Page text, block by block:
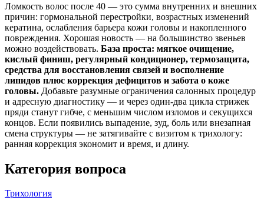
Ломкость волос после 40 — это сумма внутренних и внешних
причин: гормональной перестройки, возрастных изменений
кератина, ослабления барьера кожи головы и накопленного
повреждения. Хорошая новость — на большинство звеньев
можно воздействовать. База проста: мягкое очищение,
кислый финиш, регулярный кондиционер, термозащита,
средства для восстановления связей и восполнение
липидов плюс коррекция дефицитов и забота о коже
головы. Добавьте разумные ограничения салонных процедур
и адресную диагностику — и через один‑два цикла стрижек
пряди станут гибче, с меньшим числом изломов и секущихся
концов. Если появились выпадение, зуд, боль или внезапная
смена структуры — не затягивайте с визитом к трихологу:
ранняя коррекция экономит и время, и длину.
Категория вопроса
Трихология